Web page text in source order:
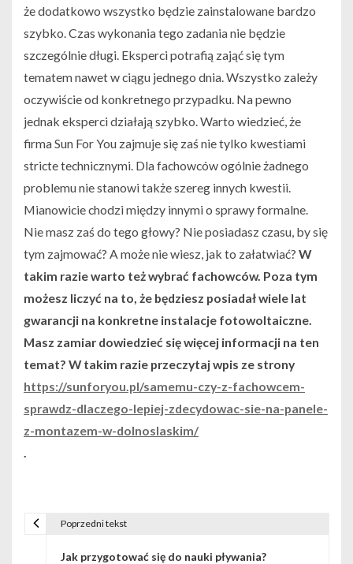
że dodatkowo wszystko będzie zainstalowane bardzo
szybko. Czas wykonania tego zadania nie będzie
szczególnie długi. Eksperci potrafią zająć się tym
tematem nawet w ciągu jednego dnia. Wszystko zależy
oczywiście od konkretnego przypadku. Na pewno
jednak eksperci działają szybko. Warto wiedzieć, że
firma Sun For You zajmuje się zaś nie tylko kwestiami
stricte technicznymi. Dla fachowców ogólnie żadnego
problemu nie stanowi także szereg innych kwestii.
Mianowicie chodzi między innymi o sprawy formalne.
Nie masz zaś do tego głowy? Nie posiadasz czasu, by się
tym zajmować? A może nie wiesz, jak to załatwiać? W
takim razie warto też wybrać fachowców. Poza tym
możesz liczyć na to, że będziesz posiadał wiele lat
gwarancji na konkretne instalacje fotowoltaiczne.
Masz zamiar dowiedzieć się więcej informacji na ten
temat? W takim razie przeczytaj wpis ze strony
https://sunforyou.pl/samemu-czy-z-fachowcem-
sprawdz-dlaczego-lepiej-zdecydowac-sie-na-panele-
z-montazem-w-dolnoslaskim/
.
Poprzedni tekst
Jak przygotować się do nauki pływania?